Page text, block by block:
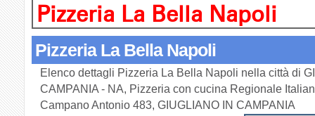
Pizzeria La Bella Napoli
Pizzeria La Bella Napoli
Elenco dettagli Pizzeria La Bella Napoli nella città di
CAMPANIA - NA, Pizzeria con cucina Regionale
Campano Antonio 483, GIUGLIANO IN CAMPANIA